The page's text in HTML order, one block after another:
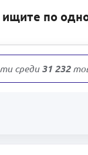
по
среди31 232